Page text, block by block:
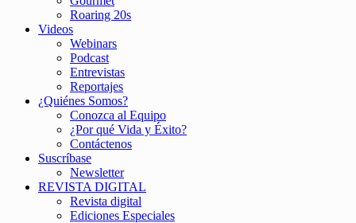
Roaring 20s
Videos
Webinars
Podcast
Entrevistas
Reportajes
¿Quiénes Somos?
Conozca al Equipo
¿Por qué Vida y Éxito?
Contáctenos
Suscríbase
Newsletter
REVISTA DIGITAL
Revista digital
Ediciones Especiales